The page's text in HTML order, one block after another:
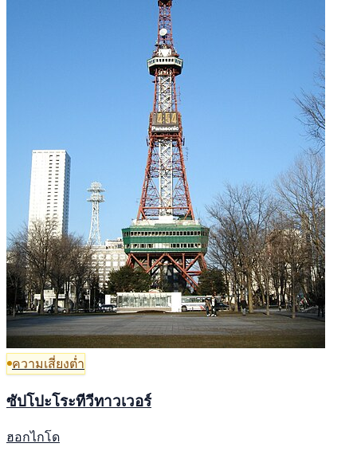
ความเสี่ยงต่ำ
ซัปโปะโระทีวีทาวเวอร์
ฮอกไกโด